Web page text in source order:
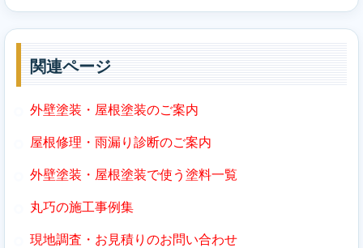
関連ページ
外壁塗装・屋根塗装のご案内
屋根修理・雨漏り診断のご案内
外壁塗装・屋根塗装で使う塗料一覧
丸巧の施工事例集
現地調査・お見積りのお問い合わせ